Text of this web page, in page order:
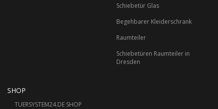
Schiebetür Glas
Begehbarer Kleiderschrank
Raumteiler
Schiebetüren Raumteiler in
Dresden
SHOP
TUERSYSTEM24.DE SHOP